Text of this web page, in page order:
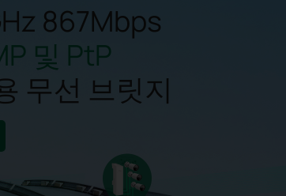
867Mbps
및 PtP
무선 브릿지